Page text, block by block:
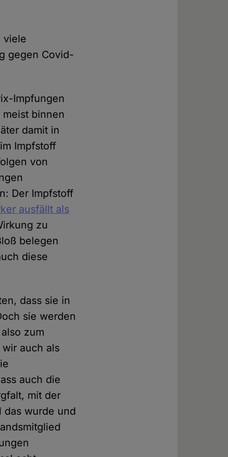
viele
gegen Covid-
Impfungen
binnen
damit in
Impfstoff
von
Der Impfstoff
ausfällt als
zu
belegen
diese
dass sie in
sie werden
zum
auch als
auch die
mit der
das wurde und